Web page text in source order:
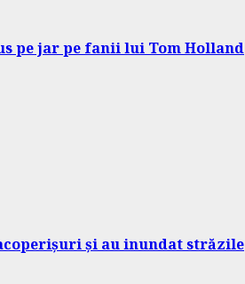
pe jar pe fanii lui Tom Holland
și au inundat străzile